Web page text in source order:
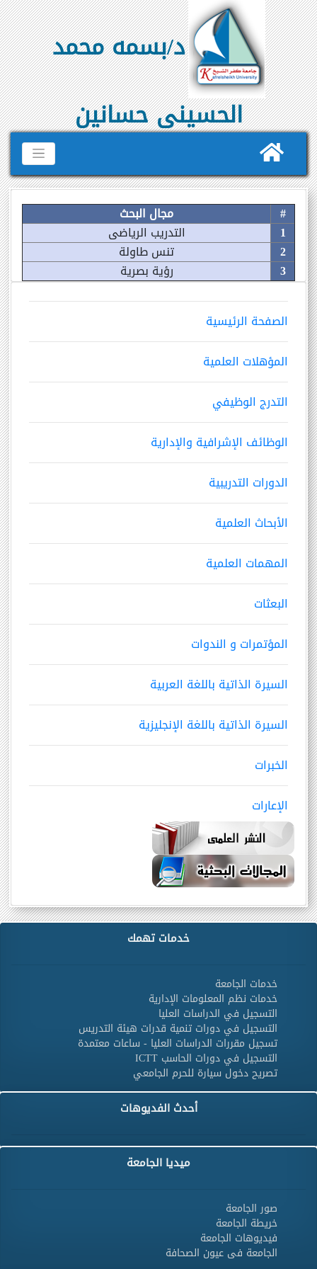
د/بسمه محمد
الحسينى حسانين
الصفحة الرئيسية
المؤهلات العلمية
التدرج الوظيفي
الوظائف الإشرافية والإدارية
الدورات التدريبية
الأبحاث العلمية
المهمات العلمية
البعثات
المؤتمرات و الندوات
السيرة الذاتية باللغة العربية
السيرة الذاتية باللغة الإنجليزية
الخبرات
الإعارات
#
مجال البحث
1
التدريب الرياضى
2
تنس طاولة
3
رؤية بصرية
خدمات تهمك
خدمات الجامعة
خدمات نظم المعلومات الإدارية
التسجيل في الدراسات العليا
التسجيل في دورات تنمية قدرات هيئة التدريس
تسجيل مقررات الدراسات العليا - ساعات معتمدة
التسجيل في دورات الحاسب ICTT
تصريح دخول سيارة للحرم الجامعي
أحدث الفديوهات
ميديا الجامعة
صور الجامعة
خريطة الجامعة
فيديوهات الجامعة
الجامعة فى عيون الصحافة